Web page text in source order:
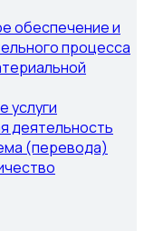
обеспечение и
процесса
услуги
деятельность
(перевода)